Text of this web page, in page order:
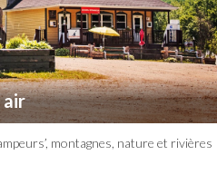
air
montagnes, nature et rivières